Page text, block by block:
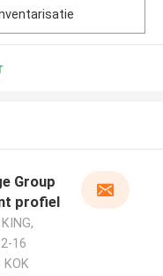
Group
profiel
16
KOK